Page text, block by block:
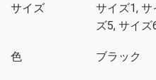
サイズ
サイズ1, サ
ズ5, サイズ
色 ブラック